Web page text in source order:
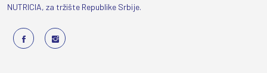
NUTRICIA, za tržište Republike Srbije.